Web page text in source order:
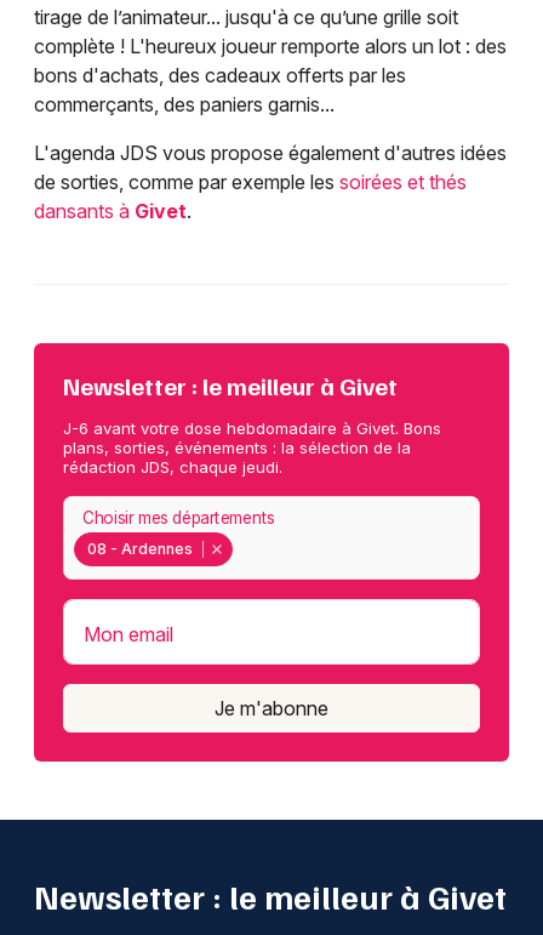
tirage de l’animateur... jusqu'à ce qu’une grille soit
complète ! L'heureux joueur remporte alors un lot : des
bons d'achats, des cadeaux offerts par les
commerçants, des paniers garnis...
L'agenda JDS vous propose également d'autres idées
de sorties, comme par exemple les soirées et thés
dansants à Givet.
Newsletter : le meilleur à Givet
J-6 avant votre dose hebdomadaire à Givet. Bons
plans, sorties, événements : la sélection de la
rédaction JDS, chaque jeudi.
08 - Ardennes
Choisir mes départements
Mon email
Je m'abonne
Newsletter : le meilleur à Givet